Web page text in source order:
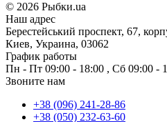
© 2026 Рыбки.ua
Наш адрес
Берестейський проспект, 67,
Киев, Украина, 03062
График работы
Пн - Пт 09:00 - 18:00 , Сб 09:00 -
Звоните нам
+38 (096) 241-28-86
+38 (050) 232-63-60